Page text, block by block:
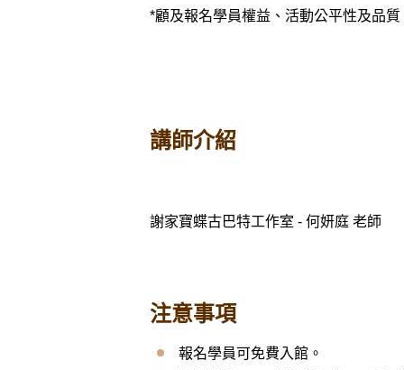
*顧及報名學員權益、活動公平性及品
講師介紹
謝家寶蝶古巴特工作室 - 何妍庭 老師
注意事項
報名學員可免費入館。